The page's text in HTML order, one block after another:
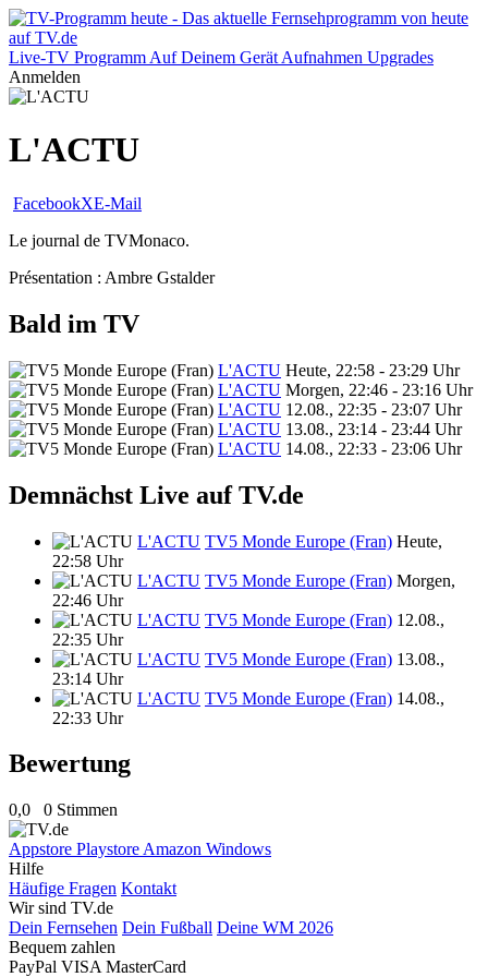
Live-TV Programm Auf Deinem Gerät Aufnahmen Upgrades
Anmelden
L'ACTU
FacebookXE-Mail
Le journal de TVMonaco.
Présentation : Ambre Gstalder
Bald im TV
L'ACTU Heute, 22:58 - 23:29 Uhr
L'ACTU Morgen, 22:46 - 23:16 Uhr
L'ACTU 12.08., 22:35 - 23:07 Uhr
L'ACTU 13.08., 23:14 - 23:44 Uhr
L'ACTU 14.08., 22:33 - 23:06 Uhr
Demnächst Live auf TV.de
L'ACTU TV5 Monde Europe (Fran) Heute,
22:58 Uhr
L'ACTU TV5 Monde Europe (Fran) Morgen,
22:46 Uhr
L'ACTU TV5 Monde Europe (Fran) 12.08.,
22:35 Uhr
L'ACTU TV5 Monde Europe (Fran) 13.08.,
23:14 Uhr
L'ACTU TV5 Monde Europe (Fran) 14.08.,
22:33 Uhr
Bewertung
0,0 0 Stimmen
Appstore Playstore Amazon Windows
Hilfe
Häufige Fragen Kontakt
Wir sind TV.de
Dein Fernsehen Dein Fußball Deine WM 2026
Bequem zahlen
PayPal VISA MasterCard